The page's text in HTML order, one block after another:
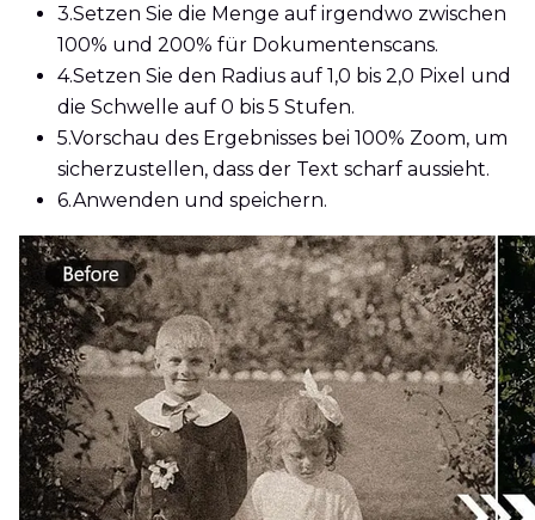
3.Setzen Sie die Menge auf irgendwo zwischen
100% und 200% für Dokumentenscans.
4.Setzen Sie den Radius auf 1,0 bis 2,0 Pixel und
die Schwelle auf 0 bis 5 Stufen.
5.Vorschau des Ergebnisses bei 100% Zoom, um
sicherzustellen, dass der Text scharf aussieht.
6.Anwenden und speichern.